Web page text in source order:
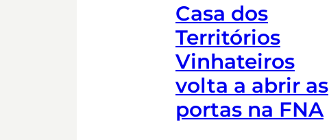
Casa dos
Territórios
Vinhateiros
volta a abrir as
portas na FNA